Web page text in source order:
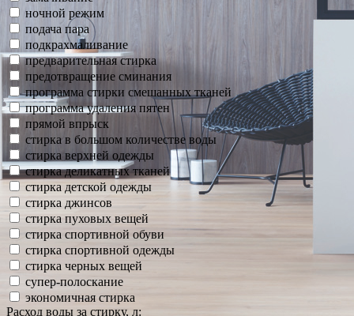
ночной режим
подача пара
подкрахмаливание
предварительная стирка
предотвращение сминания
программа стирки смешанных тканей
программа удаления пятен
прямой впрыск
стирка в большом количестве воды
стирка верхней одежды
стирка деликатных тканей
стирка детской одежды
стирка джинсов
стирка пуховых вещей
стирка спортивной обуви
стирка спортивной одежды
стирка черных вещей
супер-полоскание
экономичная стирка
Расход воды за стирку, л: